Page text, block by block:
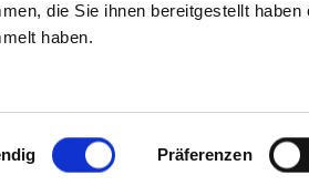
die Sie ihnen bereitgestellt
haben.
Präferenzen